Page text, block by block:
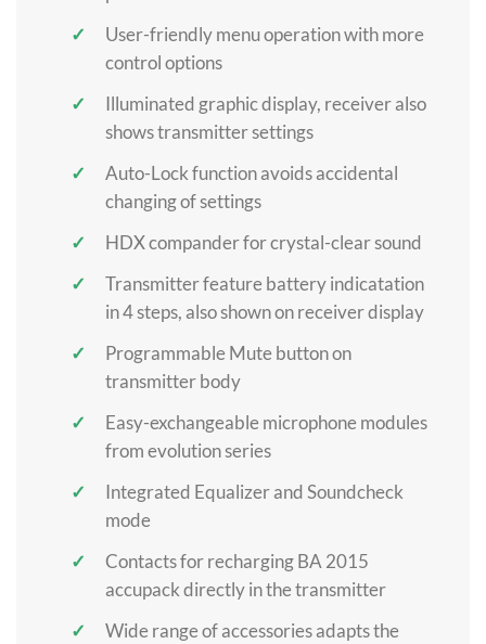
User-friendly menu operation with more
control options
Illuminated graphic display, receiver also
shows transmitter settings
Auto-Lock function avoids accidental
changing of settings
HDX compander for crystal-clear sound
Transmitter feature battery indicatation
in 4 steps, also shown on receiver display
Programmable Mute button on
transmitter body
Easy-exchangeable microphone modules
from evolution series
Integrated Equalizer and Soundcheck
mode
Contacts for recharging BA 2015
accupack directly in the transmitter
Wide range of accessories adapts the